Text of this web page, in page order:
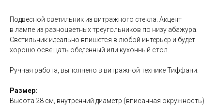
Подвесной светильник из витражного стекла. Акцент
в лампе из разноцветных треугольников по низу абажура.
Светильник идеально впишется в любой интерьер и будет
хорошо освещать обеденный или кухонный стол.
Ручная работа, выполнено в витражной технике Тиффани.
Размер:
Высота 28 см, внутренний диаметр (вписанная окружность)